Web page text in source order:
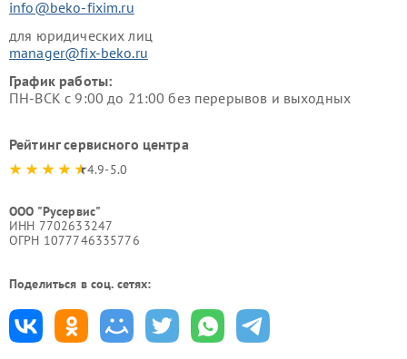
info@beko-fixim.ru
для юридических лиц
manager@fix-beko.ru
График работы:
ПН-ВСК с 9:00 до 21:00 без перерывов и выходных
Рейтинг сервисного центра
4.9-5.0
ООО "Русервис"
ИНН 7702633247
ОГРН 1077746335776
Поделиться в соц. сетях: